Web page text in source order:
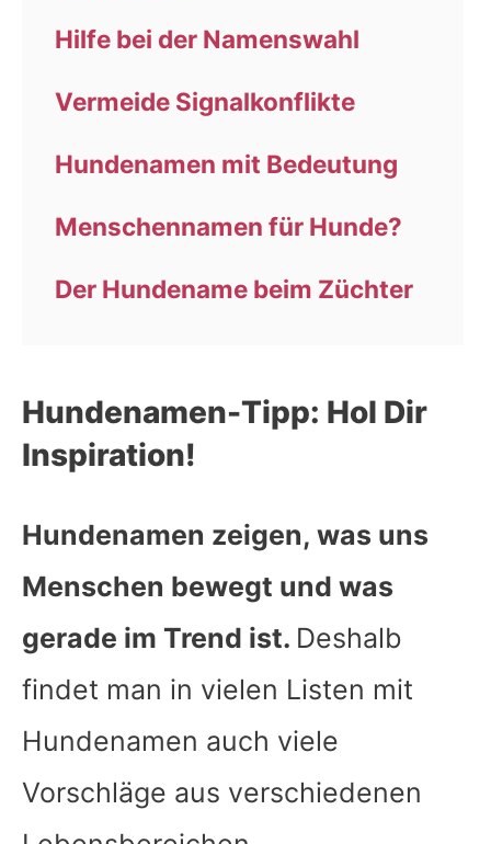
Hilfe bei der Namenswahl
Vermeide Signalkonflikte
Hundenamen mit Bedeutung
Menschennamen für Hunde?
Der Hundename beim Züchter
Hundenamen-Tipp: Hol Dir
Inspiration!
Hundenamen zeigen, was uns
Menschen bewegt und was
gerade im Trend ist. Deshalb
findet man in vielen Listen mit
Hundenamen auch viele
Vorschläge aus verschiedenen